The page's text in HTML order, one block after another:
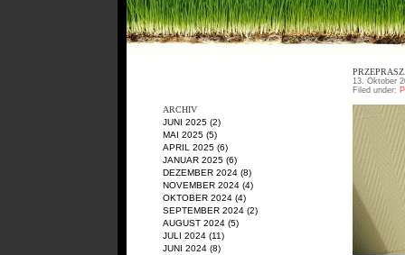
ARCHIV
JUNI 2025 (2)
MAI 2025 (5)
APRIL 2025 (6)
JANUAR 2025 (6)
DEZEMBER 2024 (8)
NOVEMBER 2024 (4)
OKTOBER 2024 (4)
SEPTEMBER 2024 (2)
AUGUST 2024 (5)
JULI 2024 (11)
JUNI 2024 (8)
13. Oktober
Filed under: